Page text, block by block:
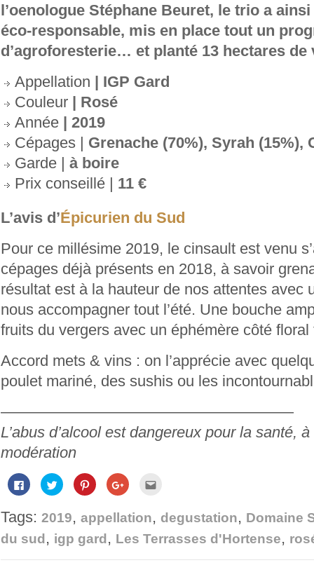
l’oenologue Stéphane Beuret, le trio a
éco-responsable, mis en place tout un
d’agroforesterie… et planté 13 hectares
Appellation | IGP Gard
Couleur | Rosé
Année | 2019
Cépages | Grenache (70%), Syrah (15%),
Garde | à boire
Prix conseillé | 11 €
L’avis d’Épicurien du Sud
Pour ce millésime 2019, le cinsault est venu
cépages déjà présents en 2018, à savoir
résultat est à la hauteur de nos attentes avec
nous accompagner tout l’été. Une bouche
fruits du vergers avec un éphémère côté
Accord mets & vins : on l’apprécie avec
poulet mariné, des sushis ou les
———————————————————
L’abus d’alcool est dangereux pour la santé,
modération
Cliquez
pour
partager
Facebook(ouvre
dans
nouvelle
fenêtre)
Cliquez
pour
partager
Twitter(ouvre
dans
nouvelle
fenêtre)
Cliquez
pour
partager
Pinterest(ouvre
dans
une
nouvelle
fenêtre)
Cliquez
pour
Google+
(ouvre
une
fenêtre)
e-
mail
un
dans
Tags: 2019, appellation, degustation, Domaine
du sud , igp gard , Les Terrasses d'Hortense,